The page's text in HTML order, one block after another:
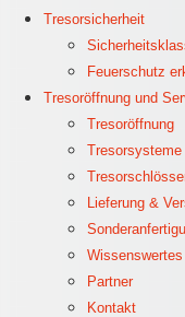
Tresorsicherheit
Feuerschutz
Tresoröffnung und
Tresoröffnung
Lieferung &
Wissenswertes
Partner
Kontakt